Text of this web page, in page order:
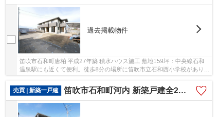
過去掲載物件
笛吹市石和町唐柏 平成27年築 積水ハウス施工 敷地159坪：中央線石和
温泉駅にも近くて便利。徒歩8分の場所に笛吹市立石和西小学校がありま
売買 | 新築一戸建
笛吹市石和町河内 新築戸建全2棟 2号棟 南道路・車並列3台